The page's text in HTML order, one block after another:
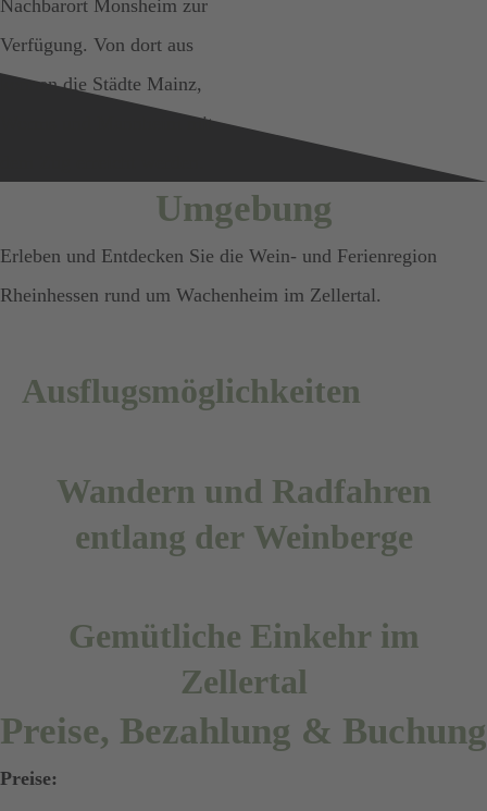
Nachbarort Monsheim zur
Verfügung. Von dort aus
können die Städte Mainz,
Worms und Mannheim mit
Umgebung
Erleben und Entdecken Sie die Wein- und Ferienregion
Rheinhessen rund um Wachenheim im Zellertal.
Ausflugsmöglichkeiten
Wandern und Radfahren
entlang der Weinberge
Gemütliche Einkehr im
Zellertal
Preise, Bezahlung & Buchung
Preise: